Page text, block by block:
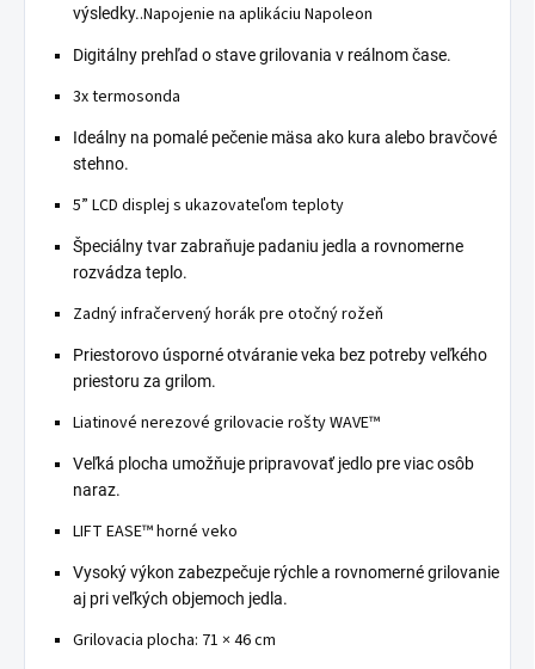
výsledky..Napojenie na aplikáciu Napoleon
Digitálny prehľad o stave grilovania v reálnom čase.
3x termosonda
Ideálny na pomalé pečenie mäsa ako kura alebo bravčové
stehno.
5” LCD displej s ukazovateľom teploty
Špeciálny tvar zabraňuje padaniu jedla a rovnomerne
rozvádza teplo.
Zadný infračervený horák pre otočný rožeň
Priestorovo úsporné otváranie veka bez potreby veľkého
priestoru za grilom.
Liatinové nerezové grilovacie rošty WAVE™
Veľká plocha umožňuje pripravovať jedlo pre viac osôb
naraz.
LIFT EASE™ horné veko
Vysoký výkon zabezpečuje rýchle a rovnomerné grilovanie
aj pri veľkých objemoch jedla.
Grilovacia plocha: 71 × 46 cm